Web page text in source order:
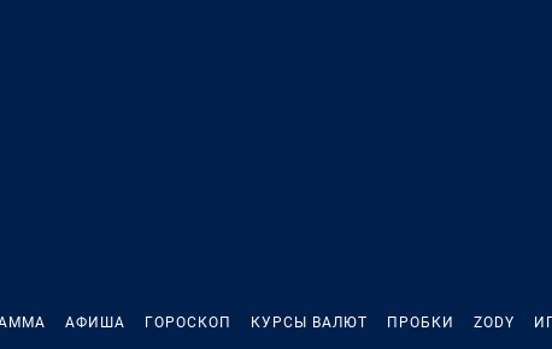
АФИША ГОРОСКОП КУРСЫ ВАЛЮТ ПРОБКИ ZODY